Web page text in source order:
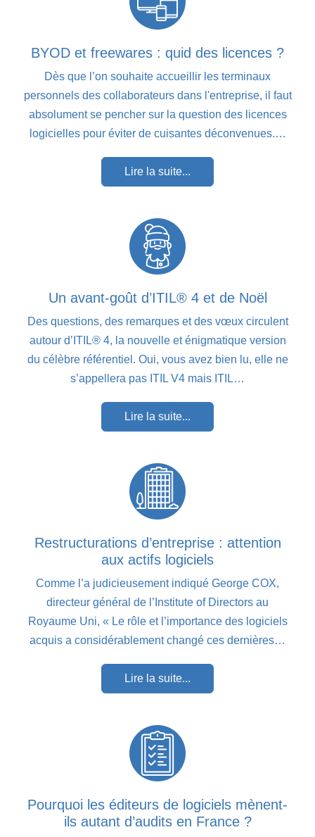
BYOD et freewares : quid des licences ?
Dès que l’on souhaite accueillir les terminaux
personnels des collaborateurs dans l'entreprise, il faut
absolument se pencher sur la question des licences
logicielles pour éviter de cuisantes déconvenues.…
Lire la suite...
Un avant-goût d’ITIL® 4 et de Noël
Des questions, des remarques et des vœux circulent
autour d’ITIL® 4, la nouvelle et énigmatique version
du célèbre référentiel. Oui, vous avez bien lu, elle ne
s’appellera pas ITIL V4 mais ITIL…
Lire la suite...
Restructurations d’entreprise : attention
aux actifs logiciels
Comme l’a judicieusement indiqué George COX,
directeur général de l’Institute of Directors au
Royaume Uni, « Le rôle et l’importance des logiciels
acquis a considérablement changé ces dernières…
Lire la suite...
Pourquoi les éditeurs de logiciels mènent-
ils autant d’audits en France ?